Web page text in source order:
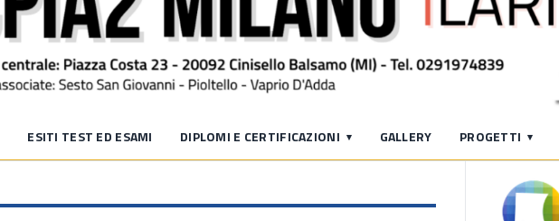
ESITI TEST ED ESAMI DIPLOMI E CERTIFICAZIONI GALLERY PROGETTI